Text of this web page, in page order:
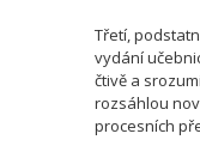
Třetí,
vydání
čtivě a
rozsáhlou
procesních